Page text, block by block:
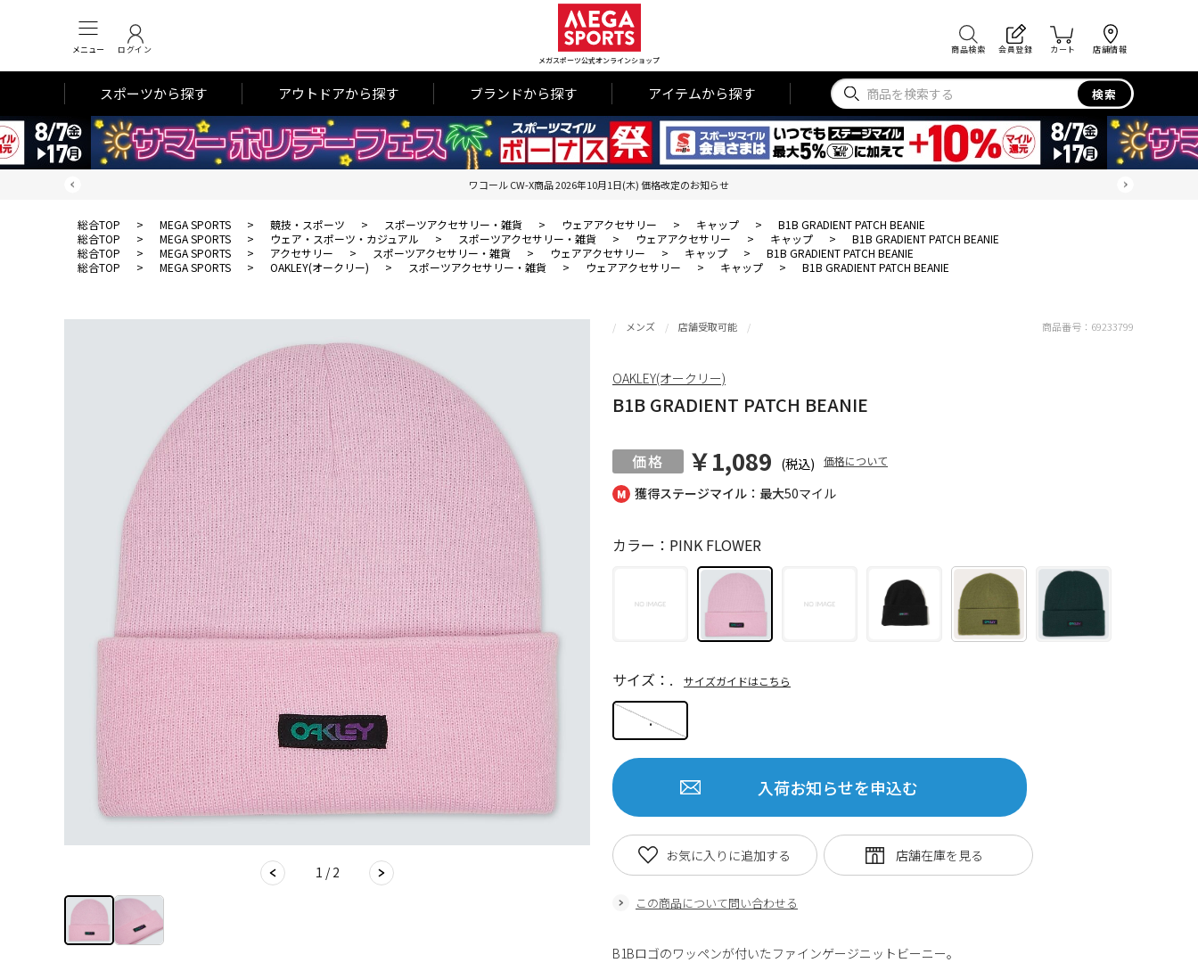
メニュー ログイン
メガスポーツ公式オンラインショップ
商品検索 会員登録 カート 店舗情報
スポーツから探す アウトドアから探す ブランドから探す アイテムから探す 検索
ワコール CW-X商品 2026年10月1日(木) 価格改定のお知らせ
総合TOP > MEGA SPORTS > 競技・スポーツ > スポーツアクセサリー・雑貨 > ウェアアクセサリー > キャップ >
B1B GRADIENT PATCH BEANIE
総合TOP
> MEGA SPORTS > ウェア・スポーツ・カジュアル > スポーツアクセサリー・雑貨 > ウェアアクセサリー > キャップ >
B1B GRADIENT PATCH BEANIE
総合TOP
> MEGA SPORTS > アクセサリー > スポーツアクセサリー・雑貨 > ウェアアクセサリー > キャップ >
B1B GRADIENT PATCH BEANIE
総合TOP
> MEGA SPORTS > OAKLEY(オークリー) > スポーツアクセサリー・雑貨 > ウェアアクセサリー > キャップ > B1B GRADIENT PATCH BEANIE
1 / 2
獲得ステージマイル：最大50マイル
メンズ 店舗受取可能
B1B GRADIENT PATCH BEANIE
￥1,089 (税込) 価格について
カラー：PINK FLOWER
.
サイズ：. サイズガイドはこちら
入荷お知らせを申込む
この商品について問い合わせる
お気に入りに追加する
商品番号： 69233799
OAKLEY(オークリー)
B1Bロゴのワッペンが付いたファインゲージニットビーニー。